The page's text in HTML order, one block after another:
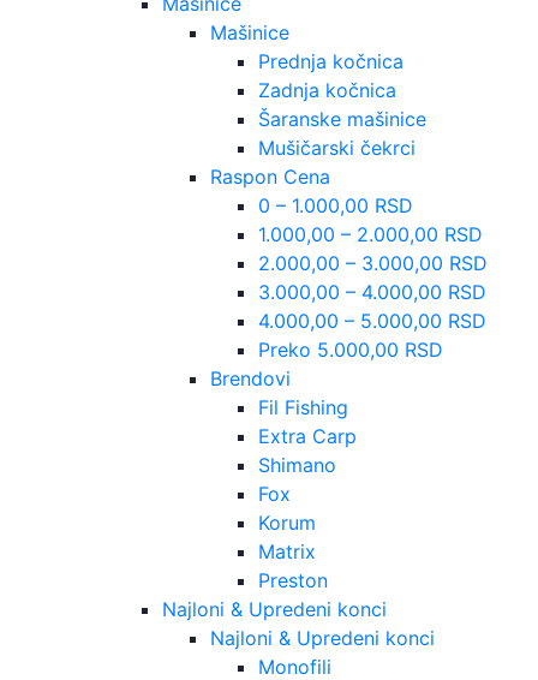
Mašinice
Prednja kočnica
Zadnja kočnica
Šaranske mašinice
Mušičarski čekrci
Raspon Cena
0 – 1.000,00 RSD
1.000,00 – 2.000,00 RSD
2.000,00 – 3.000,00 RSD
3.000,00 – 4.000,00 RSD
4.000,00 – 5.000,00 RSD
Preko 5.000,00 RSD
Brendovi
Fil Fishing
Extra Carp
Shimano
Fox
Korum
Matrix
Preston
Najloni & Upredeni konci
Najloni & Upredeni konci
Monofili